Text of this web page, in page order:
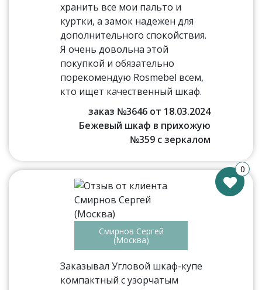
хранить все мои пальто и
куртки, а замок надежен для
дополнительного спокойствия.
Я очень довольна этой
покупкой и обязательно
порекомендую Rosmebel всем,
кто ищет качественный шкаф.
заказ №3646 от 18.03.2024
Бежевый шкаф в прихожую
№359 с зеркалом
Смирнов Сергей
(Москва)
Заказывал Угловой шкаф-купе
компактный с узорчатым
0